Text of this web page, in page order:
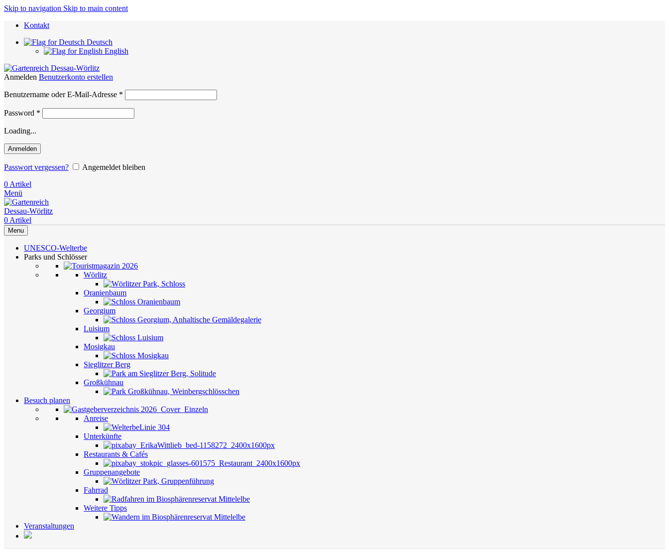
Skip to navigation Skip to main content
Kontakt
Deutsch
English
Anmelden Benutzerkonto erstellen
Benutzername oder E-Mail-Adresse *
Password *
Loading...
Anmelden
Passwort vergessen?
Angemeldet bleiben
0 Artikel
Menü
0 Artikel
Menu
UNESCO-Welterbe
Parks und Schlösser
Wörlitz
Oranienbaum
Georgium
Luisium
Mosigkau
Sieglitzer Berg
Großkühnau
Besuch planen
Anreise
Unterkünfte
Restaurants & Cafés
Gruppenangebote
Fahrrad
Weitere Tipps
Veranstaltungen